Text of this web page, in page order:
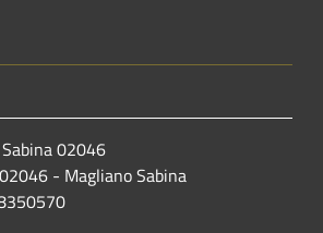
02046
- Magliano Sabina